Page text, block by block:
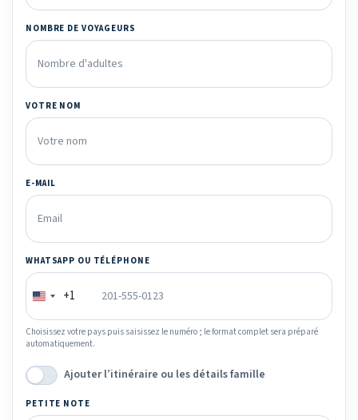
NOMBRE DE VOYAGEURS
VOTRE NOM
E-MAIL
WHATSAPP OU TÉLÉPHONE
+1
Choisissez votre pays puis saisissez le numéro ; le format complet sera préparé
automatiquement.
Ajouter l’itinéraire ou les détails famille
PETITE NOTE